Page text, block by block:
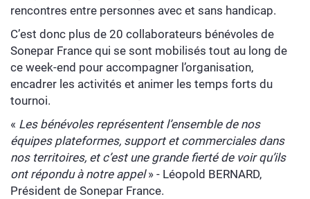
rencontres entre personnes avec et sans handicap.
C’est donc plus de 20 collaborateurs bénévoles de
Sonepar France qui se sont mobilisés tout au long de
ce week-end pour accompagner l’organisation,
encadrer les activités et animer les temps forts du
tournoi.
« Les bénévoles représentent l’ensemble de nos
équipes plateformes, support et commerciales dans
nos territoires, et c’est une grande fierté de voir qu’ils
ont répondu à notre appel» - Léopold BERNARD,
Président de Sonepar France.